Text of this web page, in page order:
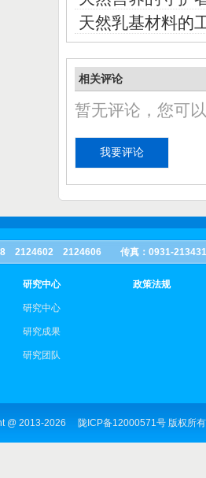
天然乳基材料的
相关评论
暂无评论，您可
2124602 2124606 传真：0931-
研究中心
研究中心
研究成果
研究团队
政策法规
@ 2013-2026 陇ICP备12000571号 版权所